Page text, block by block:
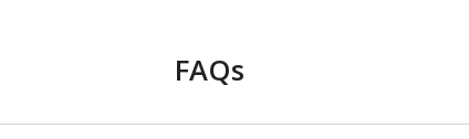
FAQs